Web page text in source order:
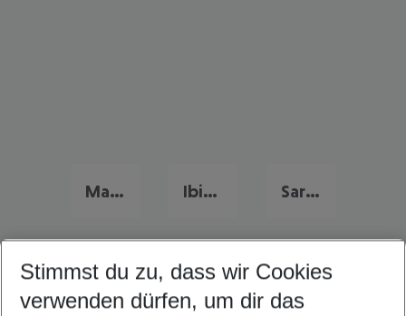
Mallorca Familienurlaub Ibiza Familienurlaub Sardinien Familienurlaub
Quicklinks
Stimmst du zu, dass wir Cookies
verwenden dürfen, um dir das